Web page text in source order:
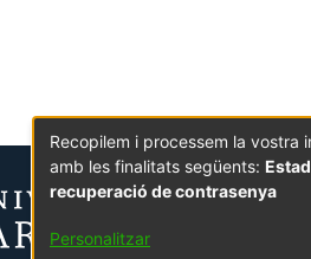
Recopilem i processem la vostra
amb les finalitats següents:
recuperació de contrasenya
Personalitzar